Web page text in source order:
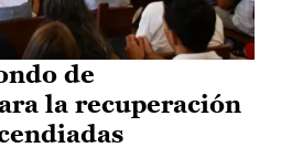
de
la recuperación